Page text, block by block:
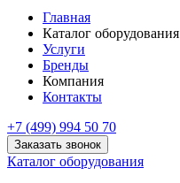
Главная
Каталог оборудования
Услуги
Бренды
Компания
Контакты
+7 (499) 994 50 70
Заказать звонок
Каталог оборудования